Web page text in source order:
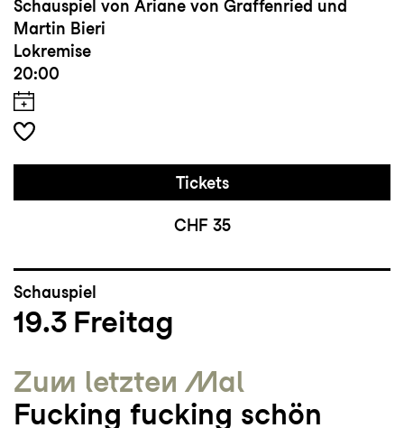
Schauspiel von Ariane von Graffenried und
Martin Bieri
Lokremise
20:00
Tickets
CHF 35
Schauspiel
19.3 Freitag
Zum letzten Mal
Fucking fucking schön